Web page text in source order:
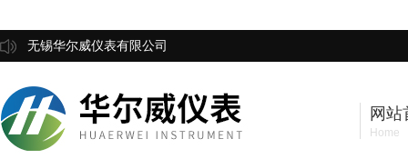
无锡华尔威仪表有限公司
网站
Home